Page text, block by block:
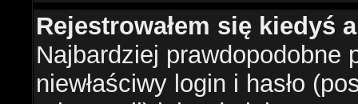
Rejestrowałem się kiedyś
Najbardziej prawdopodobne
niewłaściwy login i hasło